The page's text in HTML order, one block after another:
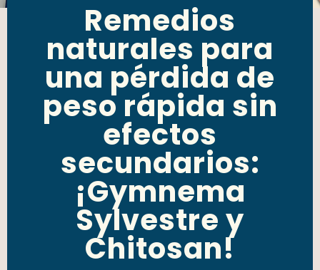
Remedios
naturales para
una pérdida de
peso rápida sin
efectos
secundarios:
¡Gymnema
Sylvestre y
Chitosan!